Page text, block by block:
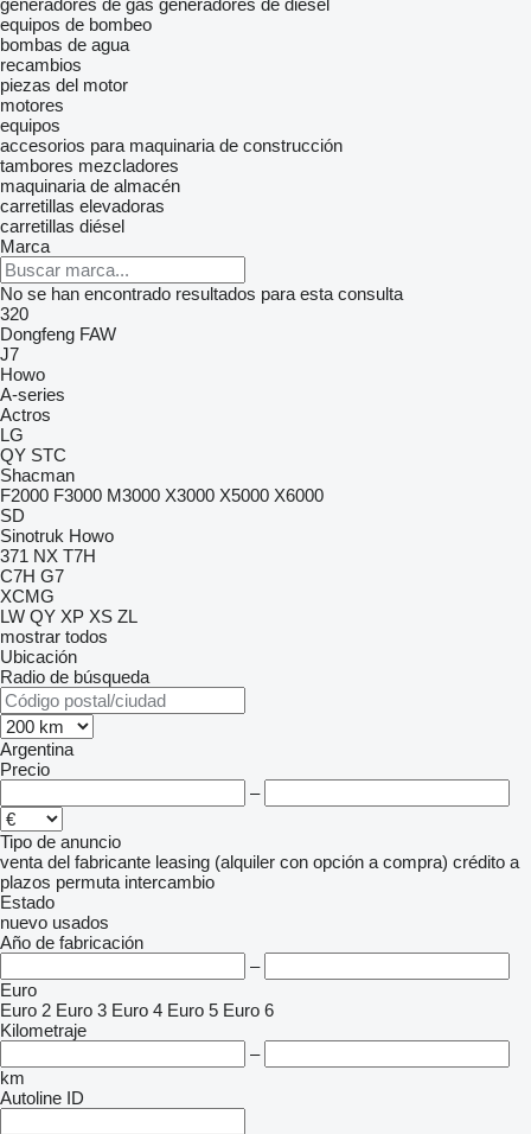
generadores de gas generadores de diésel
equipos de bombeo
bombas de agua
recambios
piezas del motor
motores
equipos
accesorios para maquinaria de construcción
tambores mezcladores
maquinaria de almacén
carretillas elevadoras
carretillas diésel
Marca
No se han encontrado resultados para esta consulta
320
Dongfeng FAW
J7
Howo
A-series
Actros
LG
QY STC
Shacman
F2000 F3000 M3000 X3000 X5000 X6000
SD
Sinotruk Howo
371 NX T7H
C7H G7
XCMG
LW QY XP XS ZL
mostrar todos
Ubicación
Radio de búsqueda
Argentina
Precio
–
Tipo de anuncio
venta del fabricante leasing (alquiler con opción a compra) crédito a
plazos permuta intercambio
Estado
nuevo usados
Año de fabricación
–
Euro
Euro 2 Euro 3 Euro 4 Euro 5 Euro 6
Kilometraje
–
km
Autoline ID